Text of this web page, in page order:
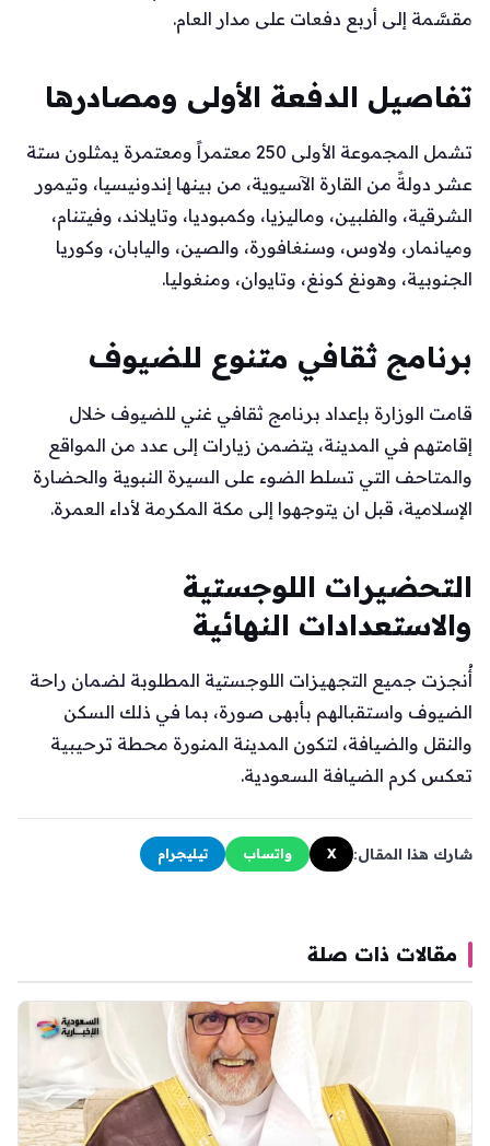
مقسَّمة إلى أربع دفعات على مدار العام.
تفاصيل الدفعة الأولى ومصادرها
تشمل المجموعة الأولى 250 معتمراً ومعتمرة يمثلون ستة
عشر دولةً من القارة الآسيوية، من بينها إندونيسيا، وتيمور
الشرقية، والفلبين، وماليزيا، وكمبوديا، وتايلاند، وفيتنام،
وميانمار، ولاوس، وسنغافورة، والصين، واليابان، وكوريا
الجنوبية، وهونغ كونغ، وتايوان، ومنغوليا.
برنامج ثقافي متنوع للضيوف
قامت الوزارة بإعداد برنامج ثقافي غني للضيوف خلال
إقامتهم في المدينة، يتضمن زيارات إلى عدد من المواقع
والمتاحف التي تسلط الضوء على السيرة النبوية والحضارة
الإسلامية، قبل ان يتوجهوا إلى مكة المكرمة لأداء العمرة.
التحضيرات اللوجستية
والاستعدادات النهائية
أُنجزت جميع التجهيزات اللوجستية المطلوبة لضمان راحة
الضيوف واستقبالهم بأبهى صورة، بما في ذلك السكن
والنقل والضيافة، لتكون المدينة المنورة محطة ترحيبية
تعكس كرم الضيافة السعودية.
شارك هذا المقال: X واتساب تيليجرام
مقالات ذات صلة